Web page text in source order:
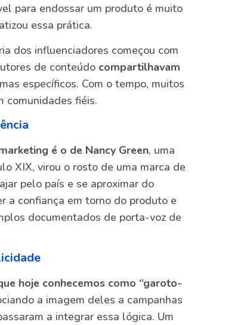
para endossar um produto é muito
essa prática.
dos influenciadores começou com
de conteúdo compartilhavam
específicos. Com o tempo, muitos
comunidades fiéis.
é o de Nancy Green, uma
XIX, virou o rosto de uma marca de
pelo país e se aproximar do
a confiança em torno do produto e
documentados de porta-voz de
hoje conhecemos como “garoto-
a imagem deles a campanhas
a integrar essa lógica. Um